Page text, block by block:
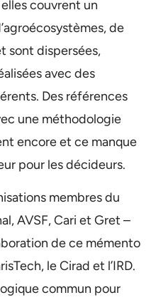
couvrent un
de
sont dispersées,
avec des
Des références
une méthodologie
encore et ce manque
pour les décideurs.
membres du
AVSF, Cari et Gret –
de ce mémento
le Cirad et l’IRD.
commun pour